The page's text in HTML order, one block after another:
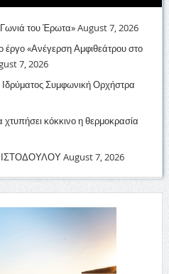
του Έρωτα»August 7, 2026
«Ανέγερση Αμφιθεάτρου στο
7, 2026
Συμφωνική Ορχήστρα
κόκκινο η θερμοκρασία
August 7, 2026